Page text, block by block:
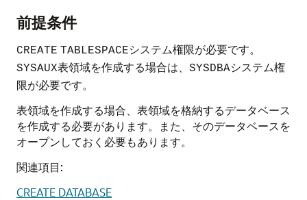
前提条件
CREATE TABLESPACEシステム権限が必要です。
SYSAUX表領域を作成する場合は、 SYSDBAシステム権
限が必要です。
表領域を作成する場合、表領域を格納するデータベース
を作成する必要があります。また、そのデータベースを
オープンしておく必要もあります。
関連項目:
CREATE DATABASE